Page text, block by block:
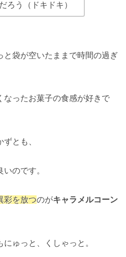
ろう（ドキドキ）
と袋が空いたままで時間の過ぎ
なったお菓子の食感が好きで
とも、
いのです。
彩を放つのがキャラメルコーン
ゅっと、くしゃっと。